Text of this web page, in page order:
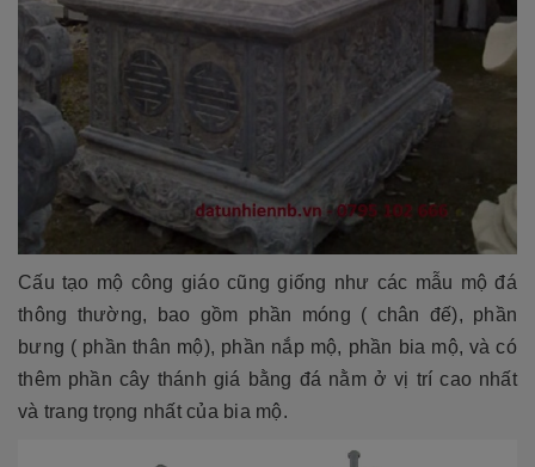
Cấu tạo mộ công giáo cũng giống như các mẫu mộ đá
thông thường, bao gồm phần móng ( chân đế), phần
bưng ( phần thân mộ), phần nắp mộ, phần bia mộ, và có
thêm phần cây thánh giá bằng đá nằm ở vị trí cao nhất
và trang trọng nhất của bia mộ.